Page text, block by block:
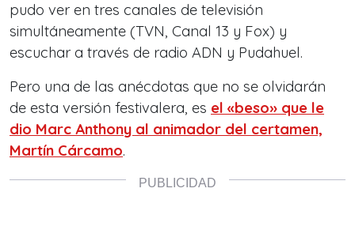
pudo ver en tres canales de televisión
simultáneamente (TVN, Canal 13 y Fox) y
escuchar a través de radio ADN y Pudahuel.
Pero una de las anécdotas que no se olvidarán
de esta versión festivalera, es el «beso» que le
dio Marc Anthony al animador del certamen,
Martín Cárcamo.